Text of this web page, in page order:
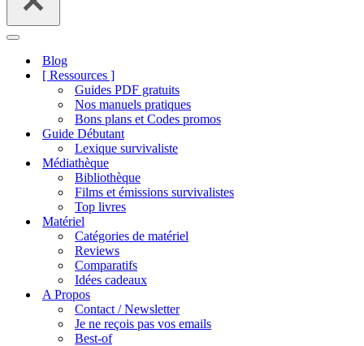
Menu
navigation
Blog
[ Ressources ]
Guides PDF gratuits
Nos manuels pratiques
Bons plans et Codes promos
Guide Débutant
Lexique survivaliste
Médiathèque
Bibliothèque
Films et émissions survivalistes
Top livres
Matériel
Catégories de matériel
Reviews
Comparatifs
Idées cadeaux
A Propos
Contact / Newsletter
Je ne reçois pas vos emails
Best-of